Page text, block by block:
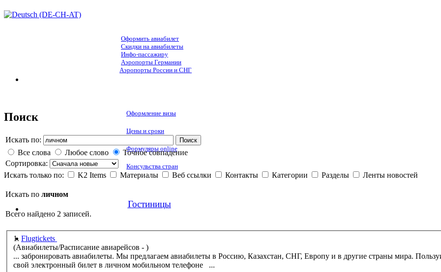
Оформить авиабилет
Скидки на авиабилеты
Инфо-пассажиру
Аэропорты Германии
Аэропорты России и СНГ
Оформление визы
Цены и сроки
Формуляры online
Консульства стран
Гостиницы
Поиск
Искать по: Поиск
Все слова Любое слово
Точное совпадение
Сортировка:
Искать только по:
K2 Items Материалы Веб ссылки Контакты Категории Разделы Ленты новостей
Искать по личном
Всего найдено 2 записей.
1. Flugtickets
(Aвиабилеты/Расписание авиарейсов - )
... забронировать авиабилеты. Мы предлагаем авиабилеты в Россию, Казахстан, СНГ, Европу и в другие страны мира.
свой электронный билет в личном мобильном телефоне ...